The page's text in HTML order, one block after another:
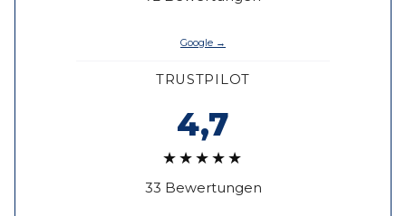
Google →
TRUSTPILOT
4,7
★★★★★
33 Bewertungen